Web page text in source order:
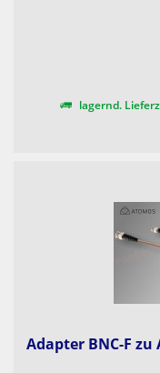
lagernd.
Adapter BNC-F zu